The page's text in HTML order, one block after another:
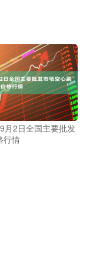
月2日全国主要批发
行情